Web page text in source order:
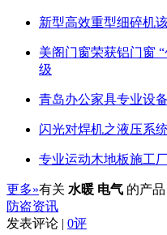
新型高效重型细碎机
美阁门窗荣获铝门窗
级
青岛办公家具专业设
闪光对焊机之液压系
专业运动木地板施工
更多»有关 水暖 电气 的产品
防盗资讯
发表评论 | 0评